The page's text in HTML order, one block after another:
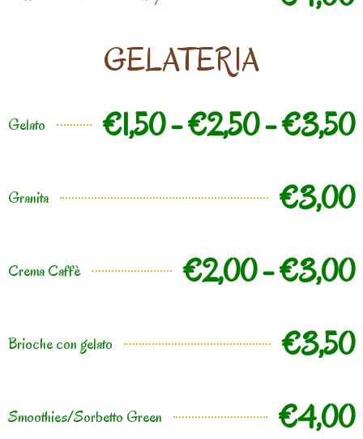
GELATERIA
Gelato €1,50 - €2,50 - €3,50
Granita €3,00
Crema Caffè €2,00 - €3,00
Brioche con gelato €3,50
Smoothies/Sorbetto Green €4,00